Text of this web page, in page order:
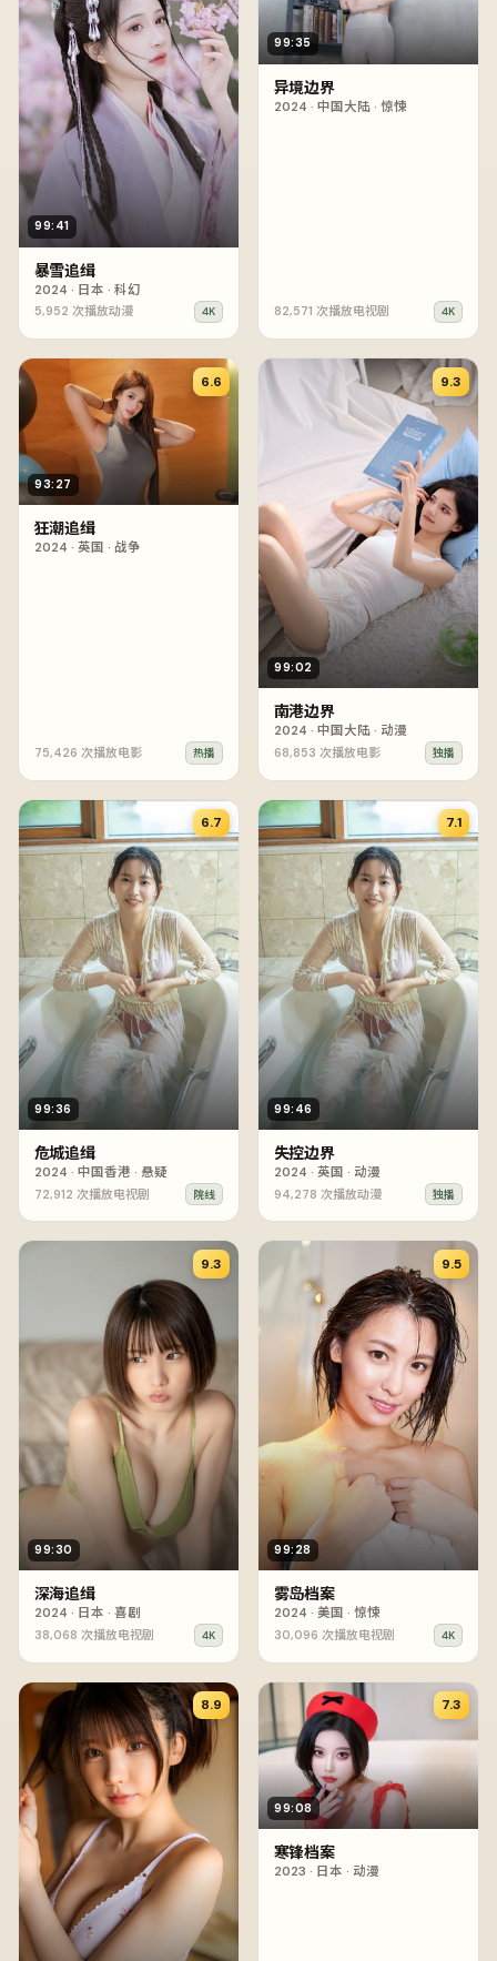
99:41
暴雪追缉
2024 · 日本 · 科幻
5,952 次播放动漫 4K
99:35
异境边界
2024 · 中国大陆· 惊悚
82,571 次播放电视剧 4K
93:27
6.6
狂潮追缉
2024 · 英国 · 战争
75,426 次播放电影 热播
99:02
9.3
南港边界
2024 · 中国大陆· 动漫
68,853 次播放电影 独播
99:36
6.7
危城追缉
2024 · 中国香港 · 悬疑
72,912 次播放电视剧 院线
99:46
7.1
失控边界
2024 · 英国 · 动漫
94,278 次播放动漫 独播
99:30
9.3
深海追缉
2024 · 日本 · 喜剧
38,068 次播放电视剧 4K
99:28
9.5
雾岛档案
2024 · 美国 · 惊悚
30,096 次播放电视剧 4K
8.9
99:08
7.3
寒锋档案
2023 · 日本 · 动漫